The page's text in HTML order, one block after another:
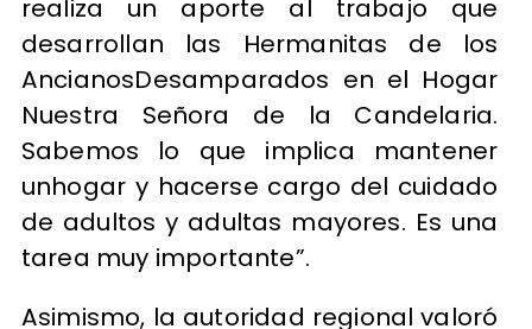
realiza un aporte al trabajo que
desarrollan las Hermanitas de los
AncianosDesamparados en el Hogar
Nuestra Señora de la Candelaria.
Sabemos lo que implica mantener
unhogar y hacerse cargo del cuidado
de adultos y adultas mayores. Es una
tarea muy importante”.
Asimismo, la autoridad regional valoró